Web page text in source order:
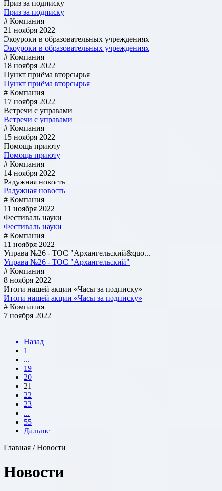
Приз за подписку
Приз за подписку
# Компания
21 ноября 2022
Экоуроки в образовательных учреждениях
Экоуроки в образовательных учреждениях
# Компания
18 ноября 2022
Пункт приёма вторсырья
Пункт приёма вторсырья
# Компания
17 ноября 2022
Встречи с управами
Встречи с управами
# Компания
15 ноября 2022
Помощь приюту
Помощь приюту
# Компания
14 ноября 2022
Радужная новость
Радужная новость
# Компания
11 ноября 2022
Фестиваль науки
Фестиваль науки
# Компания
11 ноября 2022
Управа №26 - ТОС "Архангельский&quo...
Управа №26 - ТОС "Архангельский"
# Компания
8 ноября 2022
Итоги нашей акции «Часы за подписку»
Итоги нашей акции «Часы за подписку»
# Компания
7 ноября 2022
Назад
1
...
19
20
21
22
23
...
55
Дальше
Главная / Новости
Новости